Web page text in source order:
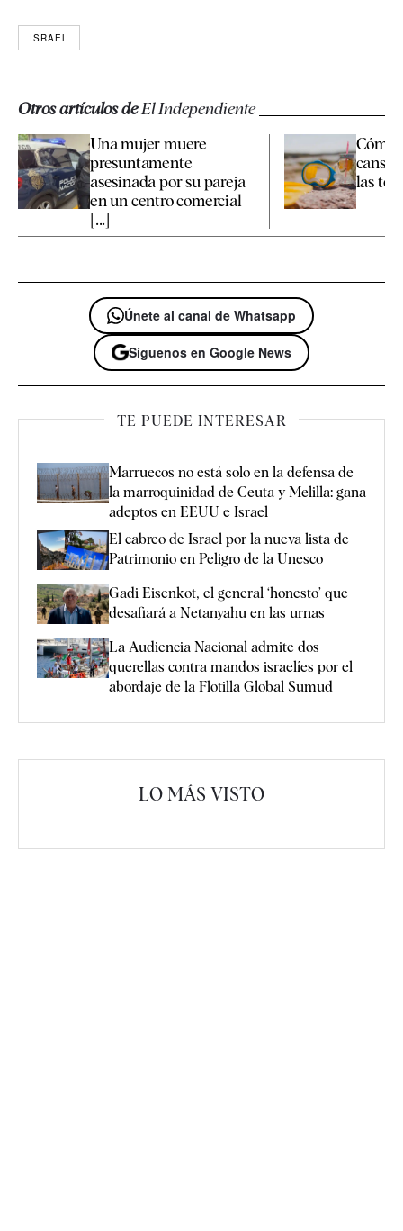
ISRAEL
Otros artículos deEl Independiente
Una mujer muere
presuntamente
asesinada por su pareja
en un centro comercial
[...]
Cómo
las
Únete al canal de Whatsapp
Síguenos en Google News
TE PUEDE INTERESAR
Marruecos no está solo en la defensa de
la marroquinidad de Ceuta y Melilla: gana
adeptos en EEUU e Israel
El cabreo de Israel por la nueva lista de
Patrimonio en Peligro de la Unesco
Gadi Eisenkot, el general ‘honesto’ que
desafiará a Netanyahu en las urnas
La Audiencia Nacional admite dos
querellas contra mandos israelíes por el
abordaje de la Flotilla Global Sumud
LO MÁS VISTO